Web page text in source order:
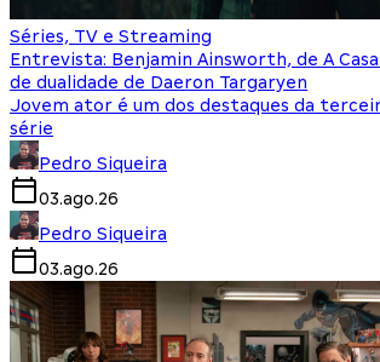
Séries, TV e Streaming
Entrevista: Benjamin Ainsworth, de A
de dualidade de Daeron Targaryen
Jovem ator é um dos destaques da
série
Pedro Siqueira
03.ago.26
Pedro Siqueira
03.ago.26